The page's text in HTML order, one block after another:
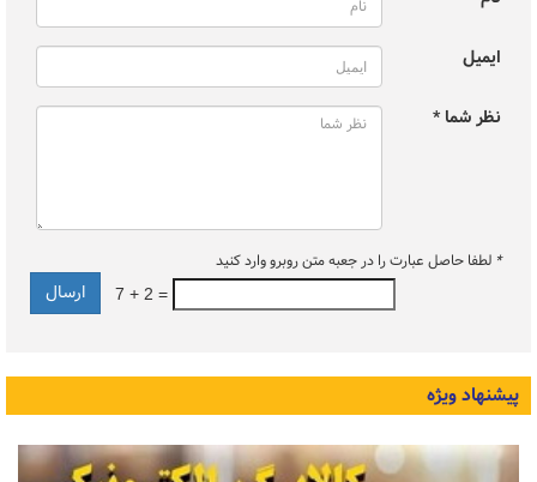
ایمیل
نظر شما *
* لطفا حاصل عبارت را در جعبه متن روبرو وارد کنید
7 + 2 =
پیشنهاد ویژه